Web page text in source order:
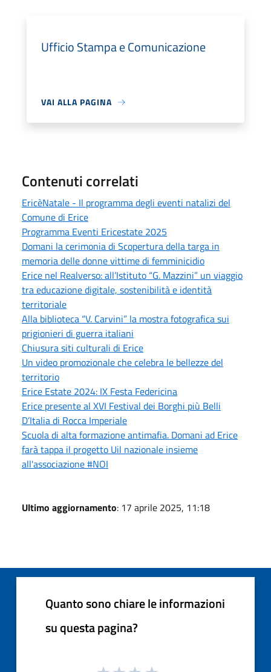
Ufficio Stampa e Comunicazione
VAI ALLA PAGINA
Contenuti correlati
EricèNatale - Il programma degli eventi natalizi del
Comune di Erice
Programma Eventi Ericestate 2025
Domani la cerimonia di Scopertura della targa in
memoria delle donne vittime di femminicidio
Erice nel Realverso: all’Istituto “G. Mazzini” un viaggio
tra educazione digitale, sostenibilità e identità
territoriale
Alla biblioteca “V. Carvini” la mostra fotografica sui
prigionieri di guerra italiani
Chiusura siti culturali di Erice
Un video promozionale che celebra le bellezze del
territorio
Erice Estate 2024: IX Festa Federicina
Erice presente al XVI Festival dei Borghi più Belli
D’Italia di Rocca Imperiale
Scuola di alta formazione antimafia. Domani ad Erice
farà tappa il progetto Uil nazionale insieme
all'associazione #NOI
Ultimo aggiornamento: 17 aprile 2025, 11:18
Quanto sono chiare le informazioni
su questa pagina?